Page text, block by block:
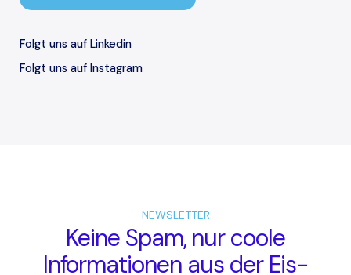
Folgt uns auf Linkedin
Folgt uns auf Instagram
NEWSLETTER
Keine Spam, nur coole
Informationen aus der Eis-